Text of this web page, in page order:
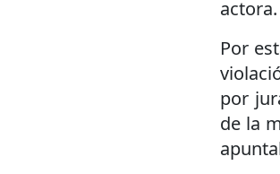
actora.
Por
por
de la